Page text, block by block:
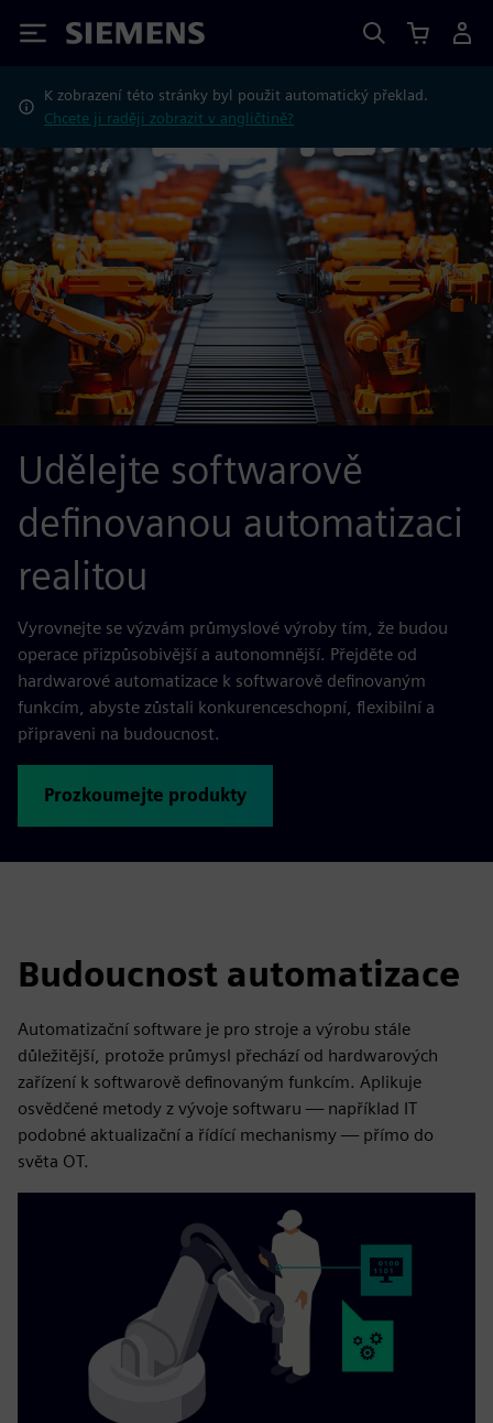
Siemens
K zobrazení této stránky byl použit automatický překlad.
Chcete ji raději zobrazit v angličtině?
Udělejte softwarově
definovanou automatizaci
realitou
Vyrovnejte se výzvám průmyslové výroby tím, že budou
operace přizpůsobivější a autonomnější. Přejděte od
hardwarové automatizace k softwarově definovaným
funkcím, abyste zůstali konkurenceschopní, flexibilní a
připraveni na budoucnost.
Prozkoumejte produkty
Budoucnost automatizace
Automatizační software je pro stroje a výrobu stále
důležitější, protože průmysl přechází od hardwarových
zařízení k softwarově definovaným funkcím. Aplikuje
osvědčené metody z vývoje softwaru — například IT
podobné aktualizační a řídící mechanismy — přímo do
světa OT.